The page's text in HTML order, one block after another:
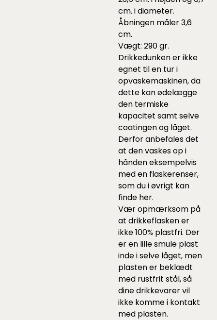
cm. i diameter.
Åbningen måler 3,6
cm.
Vægt: 290 gr.
Drikkedunken er ikke
egnet til en tur i
opvaskemaskinen, da
dette kan ødelægge
den termiske
kapacitet samt selve
coatingen og låget.
Derfor anbefales det
at den vaskes op i
hånden eksempelvis
med en flaskerenser,
som du i øvrigt kan
finde her.
Vær opmærksom på
at drikkeflasken er
ikke 100% plastfri. Der
er en lille smule plast
inde i selve låget, men
plasten er beklædt
med rustfrit stål, så
dine drikkevarer vil
ikke komme i kontakt
med plasten.